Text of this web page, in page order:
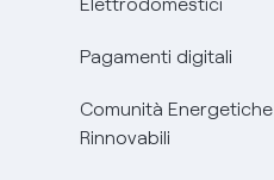
Pagamenti digitali
Comunità Energetiche
Rinnovabili